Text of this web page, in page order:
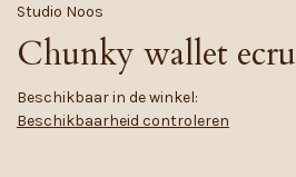
Studio Noos
Chunky wallet ecru
Beschikbaar in de winkel:
Beschikbaarheid controleren